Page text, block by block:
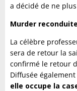
a décidé de ne
Murder
La célèbre
sera de retour la
confirmé le retour
Diffusée
elle occupe la